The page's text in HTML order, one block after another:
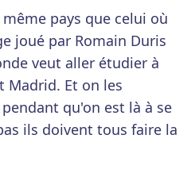
pays que celui où
joué par Romain Duris
veut aller étudier à
Madrid. Et on les
qu'on est là à se
ils doivent tous faire la